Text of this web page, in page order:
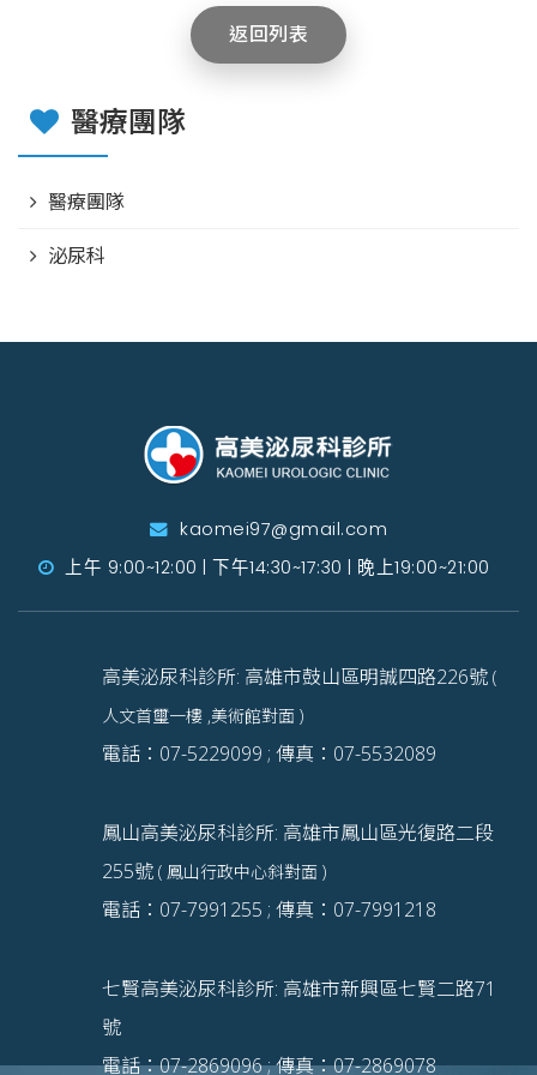
返回列表
醫療團隊
醫療團隊
泌尿科
kaomei97@gmail.com
上午 9:00~12:00 | 下午14:30~17:30 | 晚上19:00~21:00
高美泌尿科診所: 高雄市鼓山區明誠四路226號 (
人文首璽一樓 ,美術館對面 )
電話：07-5229099 ; 傳真：07-5532089
鳳山高美泌尿科診所: 高雄市鳳山區光復路二段
255號 ( 鳳山行政中心斜對面 )
電話：07-7991255 ; 傳真：07-7991218
七賢高美泌尿科診所: 高雄市新興區七賢二路71
號
電話：07-2869096 ; 傳真：07-2869078